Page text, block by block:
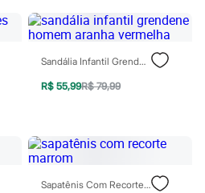
Sandália Infantil Grendene Homem Aranha Vermelha
R$ 55,99R$ 79,99
Sapatênis Com Recorte Marrom